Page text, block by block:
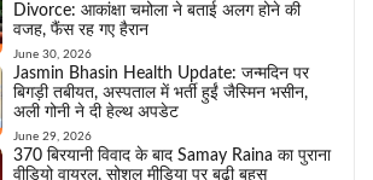
Divorce: आकांक्षा चमोला ने बताई अलग होने की
वजह, फैंस रह गए हैरान
June 30, 2026
Jasmin Bhasin Health Update: जन्मदिन पर
बिगड़ी तबीयत, अस्पताल में भर्ती हुईं जैस्मिन भसीन,
अली गोनी ने दी हेल्थ अपडेट
June 29, 2026
370 बिरयानी विवाद के बाद Samay Raina का पुराना
वीडियो वायरल, सोशल मीडिया पर बढ़ी बहस